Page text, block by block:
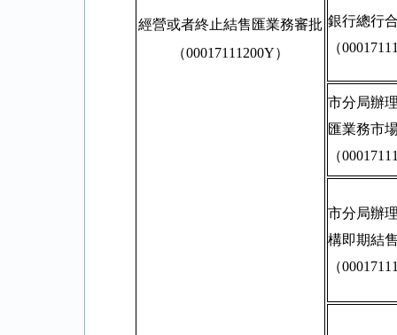
經營或者終止結售匯業務審批
（00017111200Y）
銀行總行
（
市分局辦
匯業務市
（
市分局辦
構即期結
（